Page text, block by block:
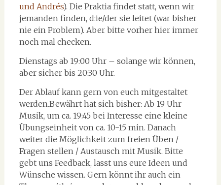
und Andrés). Die Praktia findet statt, wenn wir
jemanden finden, d:ie/der sie leitet (war bisher
nie ein Problem). Aber bitte vorher hier immer
noch mal checken.
Dienstags ab 19:00 Uhr – solange wir können,
aber sicher bis 20:30 Uhr.
Der Ablauf kann gern von euch mitgestaltet
werden.Bewährt hat sich bisher: Ab 19 Uhr
Musik, um ca. 19:45 bei Interesse eine kleine
Übungseinheit von ca. 10-15 min. Danach
weiter die Möglichkeit zum freien Üben /
Fragen stellen / Austausch mit Musik. Bitte
gebt uns Feedback, lasst uns eure Ideen und
Wünsche wissen. Gern könnt ihr auch ein